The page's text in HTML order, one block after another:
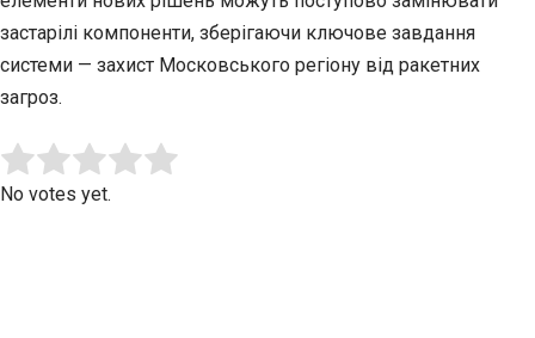
застарілі компоненти, зберігаючи ключове завдання
системи — захист Московського регіону від ракетних
загроз.
Rate this item:
No votes yet.